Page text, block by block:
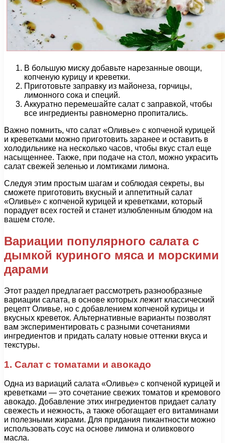
В большую миску добавьте нарезанные овощи,
копченую курицу и креветки.
Приготовьте заправку из майонеза, горчицы,
лимонного сока и специй.
Аккуратно перемешайте салат с заправкой, чтобы
все ингредиенты равномерно пропитались.
Важно помнить, что салат «Оливье» с копченой курицей
и креветками можно приготовить заранее и оставить в
холодильнике на несколько часов, чтобы вкус стал еще
насыщеннее. Также, при подаче на стол, можно украсить
салат свежей зеленью и ломтиками лимона.
Следуя этим простым шагам и соблюдая секреты, вы
сможете приготовить вкусный и аппетитный салат
«Оливье» с копченой курицей и креветками, который
порадует всех гостей и станет излюбленным блюдом на
вашем столе.
Вариации популярного салата с
дымкой куриного мяса и морскими
дарами
Этот раздел предлагает рассмотреть разнообразные
вариации салата, в основе которых лежит классический
рецепт Оливье, но с добавлением копченой курицы и
вкусных креветок. Альтернативные варианты позволят
вам экспериментировать с разными сочетаниями
ингредиентов и придать салату новые оттенки вкуса и
текстуры.
1. Салат с томатами и авокадо
Одна из вариаций салата «Оливье» с копченой курицей и
креветками — это сочетание свежих томатов и кремового
авокадо. Добавление этих ингредиентов придает салату
свежесть и нежность, а также обогащает его витаминами
и полезными жирами. Для придания пикантности можно
использовать соус на основе лимона и оливкового
масла.